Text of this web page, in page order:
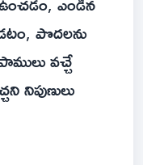
పొదలను
వచ్చే
నిపుణులు